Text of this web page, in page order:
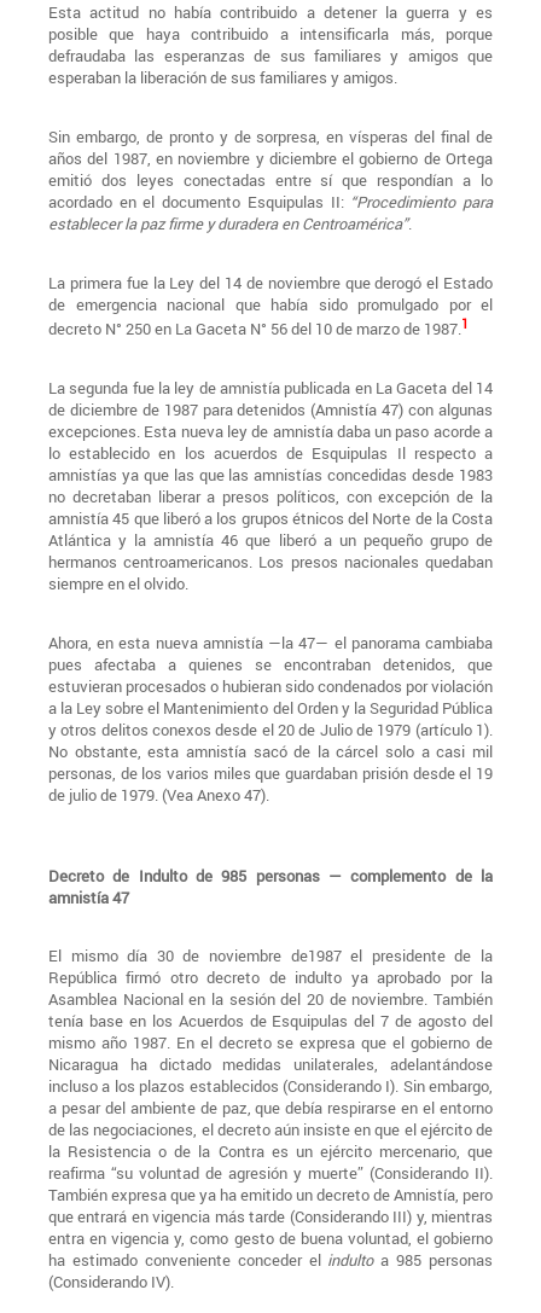
Esta actitud no había contribuido a detener la guerra y es
posible que haya contribuido a intensificarla más, porque
defraudaba las esperanzas de sus familiares y amigos que
esperaban la liberación de sus familiares y amigos.
Sin embargo, de pronto y de sorpresa, en vísperas del final de
años del 1987, en noviembre y diciembre el gobierno de Ortega
emitió dos leyes conectadas entre sí que respondían a lo
acordado en el documento Esquipulas II: “Procedimiento para
establecer la paz firme y duradera en Centroamérica”.
La primera fue la Ley del 14 de noviembre que derogó el Estado
de emergencia nacional que había sido promulgado por el
decreto N° 250 en La Gaceta N° 56 del 10 de marzo de 1987.1
La segunda fue la ley de amnistía publicada en La Gaceta del 14
de diciembre de 1987 para detenidos (Amnistía 47) con algunas
excepciones. Esta nueva ley de amnistía daba un paso acorde a
lo establecido en los acuerdos de Esquipulas Il respecto a
amnistías ya que las que las amnistías concedidas desde 1983
no decretaban liberar a presos políticos, con excepción de la
amnistía 45 que liberó a los grupos étnicos del Norte de la Costa
Atlántica y la amnistía 46 que liberó a un pequeño grupo de
hermanos centroamericanos. Los presos nacionales quedaban
siempre en el olvido.
Ahora, en esta nueva amnistía —la 47— el panorama cambiaba
pues afectaba a quienes se encontraban detenidos, que
estuvieran procesados o hubieran sido condenados por violación
a la Ley sobre el Mantenimiento del Orden y la Seguridad Pública
y otros delitos conexos desde el 20 de Julio de 1979 (artículo 1).
No obstante, esta amnistía sacó de la cárcel solo a casi mil
personas, de los varios miles que guardaban prisión desde el 19
de julio de 1979. (Vea Anexo 47).
Decreto de Indulto de 985 personas — complemento de la
amnistía 47
El mismo día 30 de noviembre de1987 el presidente de la
República firmó otro decreto de indulto ya aprobado por la
Asamblea Nacional en la sesión del 20 de noviembre. También
tenía base en los Acuerdos de Esquipulas del 7 de agosto del
mismo año 1987. En el decreto se expresa que el gobierno de
Nicaragua ha dictado medidas unilaterales, adelantándose
incluso a los plazos establecidos (Considerando I). Sin embargo,
a pesar del ambiente de paz, que debía respirarse en el entorno
de las negociaciones, el decreto aún insiste en que el ejército de
la Resistencia o de la Contra es un ejército mercenario, que
reafirma “su voluntad de agresión y muerte” (Considerando II).
También expresa que ya ha emitido un decreto de Amnistía, pero
que entrará en vigencia más tarde (Considerando III) y, mientras
entra en vigencia y, como gesto de buena voluntad, el gobierno
ha estimado conveniente conceder elindultoa 985 personas
(Considerando IV).